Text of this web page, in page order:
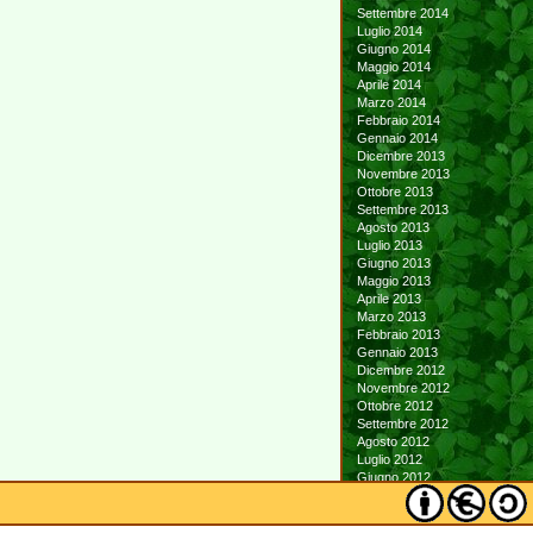
Settembre 2014
Luglio 2014
Giugno 2014
Maggio 2014
Aprile 2014
Marzo 2014
Febbraio 2014
Gennaio 2014
Dicembre 2013
Novembre 2013
Ottobre 2013
Settembre 2013
Agosto 2013
Luglio 2013
Giugno 2013
Maggio 2013
Aprile 2013
Marzo 2013
Febbraio 2013
Gennaio 2013
Dicembre 2012
Novembre 2012
Ottobre 2012
Settembre 2012
Agosto 2012
Luglio 2012
Giugno 2012
Maggio 2012
Aprile 2012